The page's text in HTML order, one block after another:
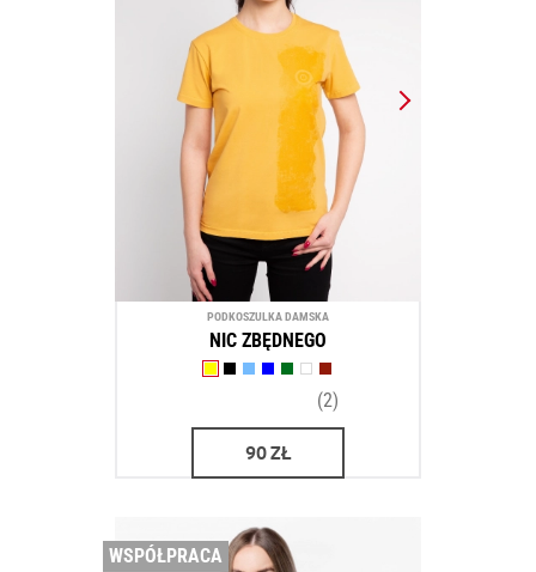
PODKOSZULKA DAMSKA
NIC ZBĘDNEGO
(2)
90ZŁ
WSPÓŁPRACA